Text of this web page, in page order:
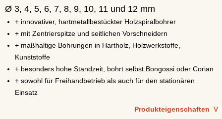
Ø 3, 4, 5, 6, 7, 8, 9, 10, 11 und 12 mm
+ innovativer, hartmetallbestückter Holzspiralbohrer
+ mit Zentrierspitze und seitlichen Vorschneidern
+ maßhaltige Bohrungen in Hartholz, Holzwerkstoffe,
Kunststoffe
+ besonders hohe Standzeit, bohrt selbst Bongossi oder Corian
+ sowohl für Freihandbetrieb als auch für den stationären
Einsatz
Produkteigenschaften V